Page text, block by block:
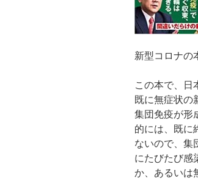
新型コロナの
この本で、日
既に無症状の
集団免疫が形
的には、既に
ないので、集
にたびたび感
か、あるいは